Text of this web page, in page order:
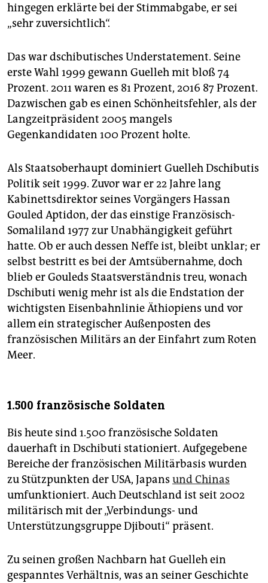
hingegen erklärte bei der Stimmabgabe, er sei
„sehr zuversichtlich“.
Das war dschibutisches Understatement. Seine
erste Wahl 1999 gewann Guelleh mit bloß 74
Prozent. 2011 waren es 81 Prozent, 2016 87 Prozent.
Dazwischen gab es einen Schönheitsfehler, als der
Langzeitpräsident 2005 mangels
Gegenkandidaten 100 Prozent holte.
Als Staatsoberhaupt dominiert Guelleh Dschibutis
Politik seit 1999. Zuvor war er 22 Jahre lang
Kabinettsdirektor seines Vorgängers Hassan
Gouled Aptidon, der das einstige Französisch-
Somaliland 1977 zur Unabhängigkeit geführt
hatte. Ob er auch dessen Neffe ist, bleibt unklar; er
selbst bestritt es bei der Amtsübernahme, doch
blieb er Gouleds Staatsverständnis treu, wonach
Dschibuti wenig mehr ist als die Endstation der
wichtigsten Eisenbahnlinie Äthiopiens und vor
allem ein strategischer Außenposten des
französischen Militärs an der Einfahrt zum Roten
Meer.
1.500 französische Soldaten
Bis heute sind 1.500 französische Soldaten
dauerhaft in Dschibuti stationiert. Aufgegebene
Bereiche der französischen Militärbasis wurden
zu Stützpunkten der USA, Japans und Chinas
umfunktioniert. Auch Deutschland ist seit 2002
militärisch mit der „Verbindungs- und
Unterstützungsgruppe Djibouti“ präsent.
Zu seinen großen Nachbarn hat Guelleh ein
gespanntes Verhältnis, was an seiner Geschichte